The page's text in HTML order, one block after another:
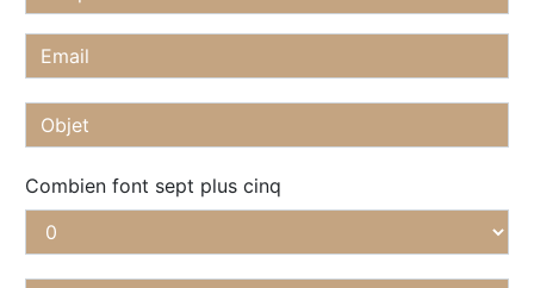
Combien font sept plus cinq